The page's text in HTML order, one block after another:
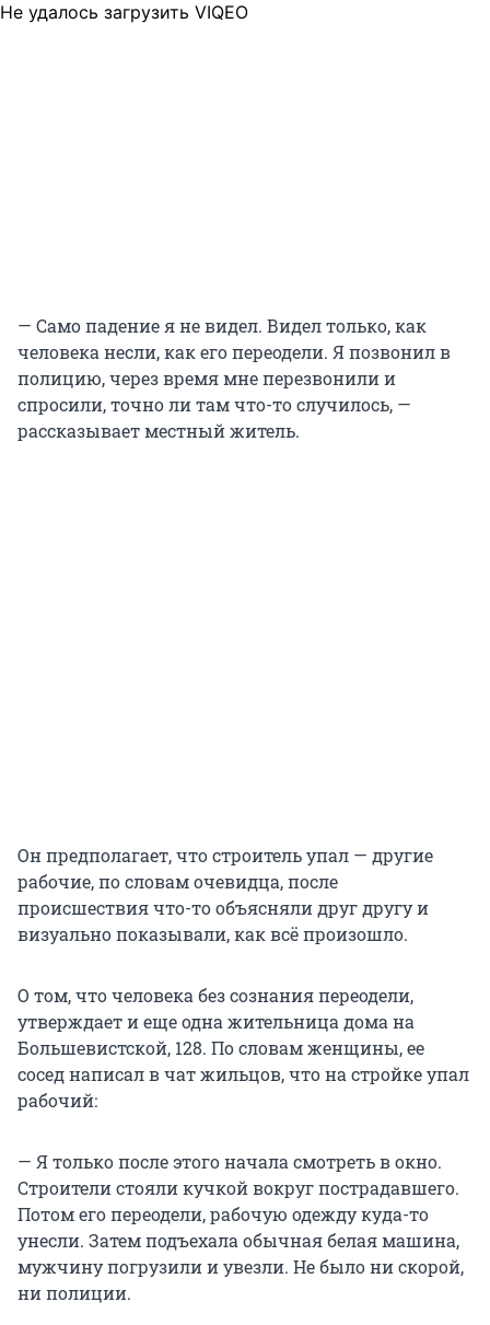
Не удалось загрузить VIQEO
— Само падение я не видел. Видел только, как
человека несли, как его переодели. Я позвонил в
полицию, через время мне перезвонили и
спросили, точно ли там что-то случилось, —
рассказывает местный житель.
Он предполагает, что строитель упал — другие
рабочие, по словам очевидца, после
происшествия что-то объясняли друг другу и
визуально показывали, как всё произошло.
О том, что человека без сознания переодели,
утверждает и еще одна жительница дома на
Большевистской, 128. По словам женщины, ее
сосед написал в чат жильцов, что на стройке упал
рабочий:
— Я только после этого начала смотреть в окно.
Строители стояли кучкой вокруг пострадавшего.
Потом его переодели, рабочую одежду куда-то
унесли. Затем подъехала обычная белая машина,
мужчину погрузили и увезли. Не было ни скорой,
ни полиции.